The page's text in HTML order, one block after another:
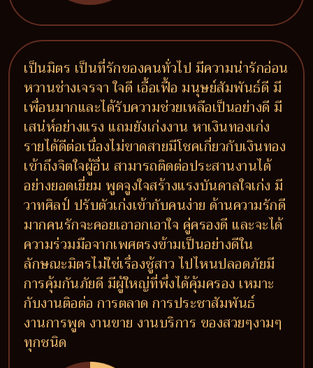
เป็นมิตร เป็นที่รักของคนทั่วไป มีความน่ารักอ่อน
หวานช่างเจรจา ใจดี เอื้อเฟื้อ มนุษย์สัมพันธ์ดี มี
เพื่อนมากและได้รับความช่วยเหลือเป็นอย่างดี มี
เสน่ห์อย่างแรง แถมยังเก่งงาน หาเงินทองเก่ง
รายได้ดีต่อเนื่องไม่ขาดสายมีโชคเกี่ยวกับเงินทอง
เข้าถึงจิตใจผู้อื่น สามารถติดต่อประสานงานได้
อย่างยอดเยี่ยม พูดจูงใจสร้างแรงบันดาลใจเก่ง มี
วาทศิลป์ ปรับตัวเก่งเข้ากับคนง่าย ด้านความรักดี
มากคนรักจะคอยเอาอกเอาใจ คู่ครองดี และจะได้
ความร่วมมือจากเพศตรงข้ามเป็นอย่างดีใน
ลักษณะมิตรไม่ใช่เรื่องชู้สาว ไปไหนปลอดภัยมี
การคุ้มกันภัยดี มีผู้ใหญ่ที่พึ่งได้คุ้มครอง เหมาะ
กับงานติอต่อ การตลาด การประชาสัมพันธ์
งานการพูด งานขาย งานบริการ ของสวยๆงามๆ
ทุกชนิด